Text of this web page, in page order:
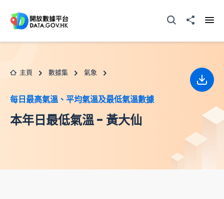
打開搜尋器分享至
主頁 數據集 氣象
每日最高氣溫、平均氣溫及最低氣溫數據
本年日最低氣溫 - 黃大仙
下載